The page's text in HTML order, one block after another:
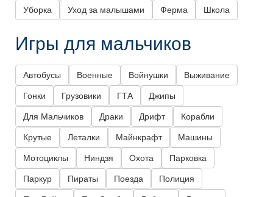
Уборка Уход за малышами Ферма Школа
Игры для мальчиков
Автобусы Военные Войнушки Выживание
Гонки Грузовики ГТА Джипы
Для Мальчиков Драки Дрифт Корабли
Крутые Леталки Майнкрафт Машины
Мотоциклы Ниндзя Охота Парковка
Паркур Пираты Поезда Полиция